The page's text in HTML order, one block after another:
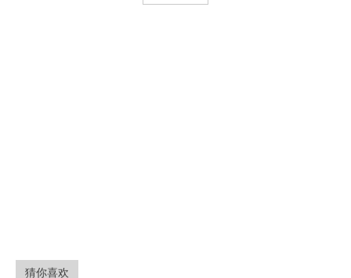
猜你喜欢